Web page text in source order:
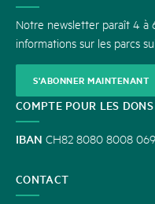
Notre newsletter paraît 4 à
informations sur les parcs
S'ABONNER MAINTENANT
COMPTE POUR LES DONS
IBAN CH82 8080 8008
CONTACT